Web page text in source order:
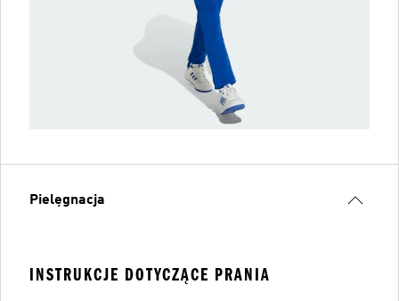
Pielęgnacja
INSTRUKCJE DOTYCZĄCE PRANIA